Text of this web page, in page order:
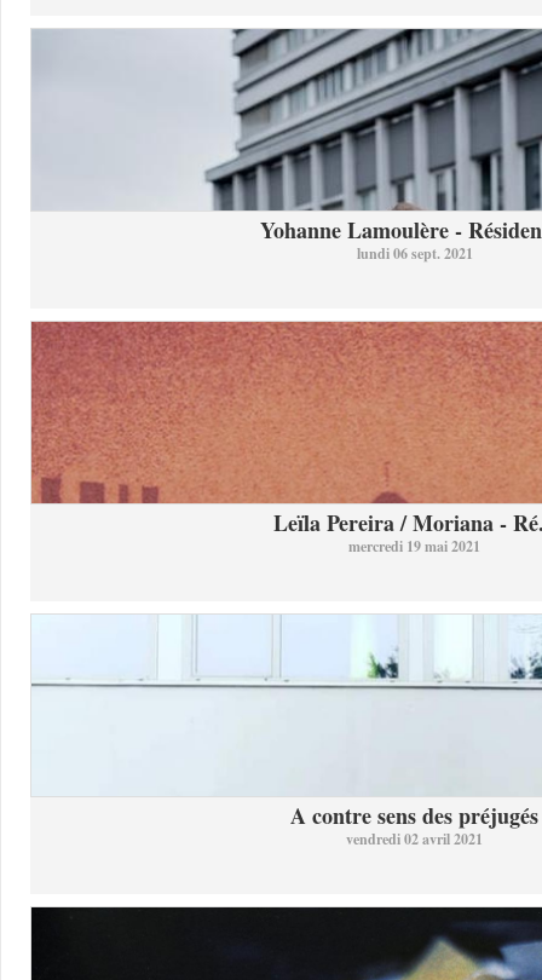
Yohanne Lamoulère -
lundi 06 sept. 2021
Leïla Pereira / Moriana -
mercredi 19 mai 2021
A contre sens des préjugés
vendredi 02 avril 2021